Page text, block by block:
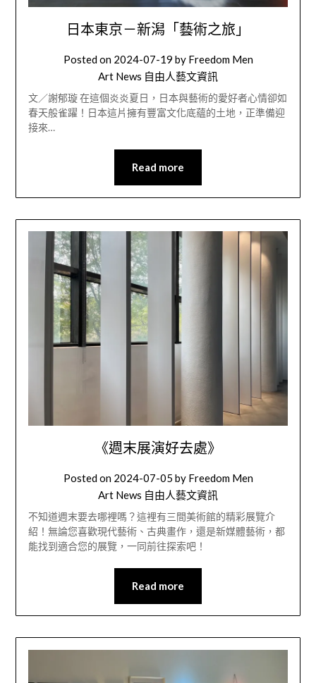
日本東京－新潟「藝術之旅」
Posted on 2024-07-19 by Freedom Men
Art News 自由人藝文資訊
文／謝郁璇 在這個炎炎夏日，日本與藝術的愛好者心情卻如
春天般雀躍！日本這片擁有豐富文化底蘊的土地，正準備迎
接來…
Read more
《週末展演好去處》
Posted on 2024-07-05 by Freedom Men
Art News 自由人藝文資訊
不知道週末要去哪裡嗎？這裡有三間美術館的精彩展覽介
紹！無論您喜歡現代藝術、古典畫作，還是新媒體藝術，都
能找到適合您的展覽，一同前往探索吧！
Read more